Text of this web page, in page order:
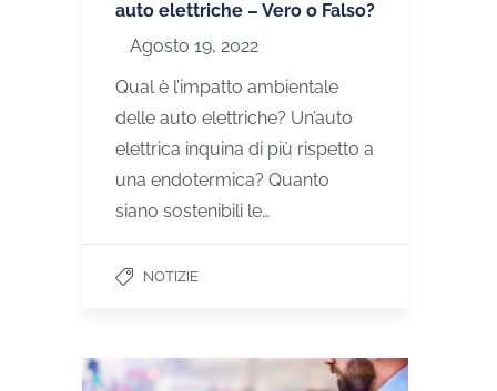
auto elettriche – Vero o Falso?
Agosto 19, 2022
Qual è l’impatto ambientale
delle auto elettriche? Un’auto
elettrica inquina di più rispetto a
una endotermica? Quanto
siano sostenibili le…
NOTIZIE